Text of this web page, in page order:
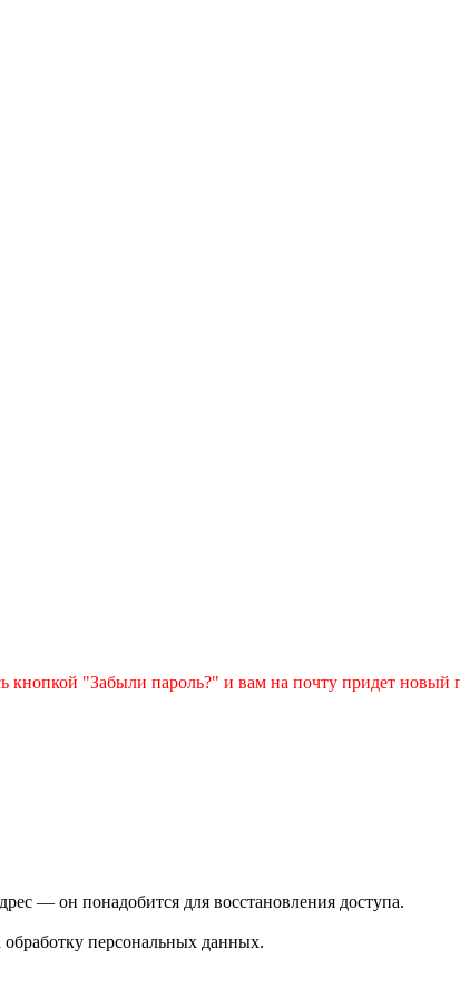
кнопкой "Забыли пароль?" и вам на почту придет новый
— он понадобится для восстановления доступа.
обработку персональных данных.